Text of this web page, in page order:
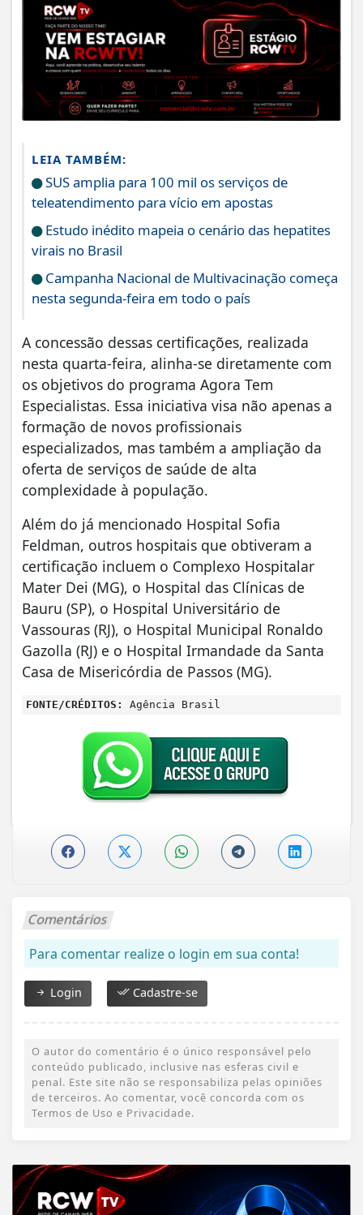
LEIA TAMBÉM:
SUS amplia para 100 mil os serviços de
teleatendimento para vício em apostas
Estudo inédito mapeia o cenário das hepatites
virais no Brasil
Campanha Nacional de Multivacinação começa
nesta segunda-feira em todo o país
A concessão dessas certificações, realizada
nesta quarta-feira, alinha-se diretamente com
os objetivos do programa Agora Tem
Especialistas. Essa iniciativa visa não apenas a
formação de novos profissionais
especializados, mas também a ampliação da
oferta de serviços de saúde de alta
complexidade à população.
Além do já mencionado Hospital Sofia
Feldman, outros hospitais que obtiveram a
certificação incluem o Complexo Hospitalar
Mater Dei (MG), o Hospital das Clínicas de
Bauru (SP), o Hospital Universitário de
Vassouras (RJ), o Hospital Municipal Ronaldo
Gazolla (RJ) e o Hospital Irmandade da Santa
Casa de Misericórdia de Passos (MG).
FONTE/CRÉDITOS: Agência Brasil
Comentários
Para comentar realize o login em sua conta!
Login Cadastre-se
O autor do comentário é o único responsável pelo
conteúdo publicado, inclusive nas esferas civil e
penal. Este site não se responsabiliza pelas opiniões
de terceiros. Ao comentar, você concorda com os
Termos de Uso e Privacidade.